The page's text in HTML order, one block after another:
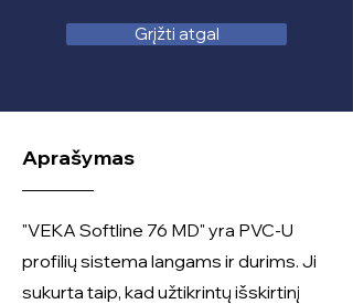
Grįžti atgal
Aprašymas
"VEKA Softline 76 MD" yra PVC-U
profilių sistema langams ir durims. Ji
sukurta taip, kad užtikrintų išskirtinį